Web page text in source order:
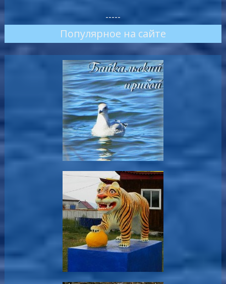
-----
Популярное на сайте